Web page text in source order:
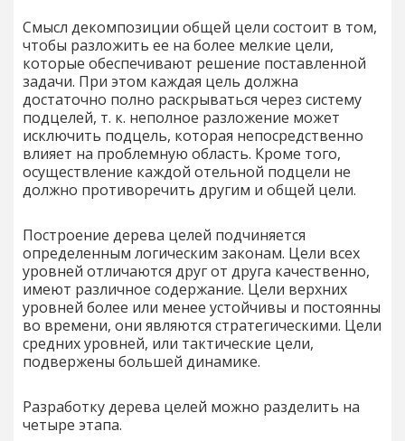
Смысл декомпозиции общей цели состоит в том,
чтобы разложить ее на более мелкие цели,
которые обеспечивают решение поставленной
задачи. При этом каждая цель должна
достаточно полно раскрываться через систему
подцелей, т. к. неполное разложение может
исключить подцель, которая непосредственно
влияет на проблемную область. Кроме того,
осуществление каждой отельной подцели не
должно противоречить другим и общей цели.
Построение дерева целей подчиняется
определенным логическим законам. Цели всех
уровней отличаются друг от друга качественно,
имеют различное содержание. Цели верхних
уровней более или менее устойчивы и постоянны
во времени, они являются стратегическими. Цели
средних уровней, или тактические цели,
подвержены большей динамике.
Разработку дерева целей можно разделить на
четыре этапа.